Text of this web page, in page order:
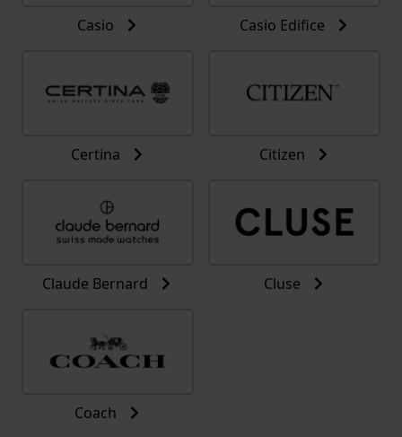
Casio Casio Edifice
Certina Citizen
Claude Bernard Cluse
Coach